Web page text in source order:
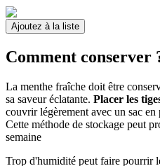
Ajoutez à la liste
Comment conserver
La menthe fraîche doit être
sa saveur éclatante. Placer les
couvrir légèrement avec un sac
Cette méthode de stockage peut
semaine
Trop d'humidité peut faire pourrir